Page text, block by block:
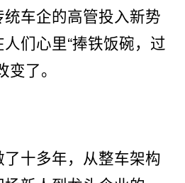
车企的高管投入新势
们心里“捧铁饭碗，过
了。
十多年，从整车架构